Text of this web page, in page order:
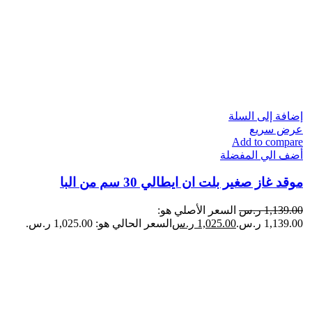
إضافة إلى السلة
عرض سريع
Add to compare
أضف الي المفضلة
موقد غاز صغير بلت ان ايطالي 30 سم من البا
1,139.00 ر.س السعر الأصلي هو:
1,139.00 ر.س.
1,025.00 ر.س السعر الحالي هو: 1,025.00 ر.س.